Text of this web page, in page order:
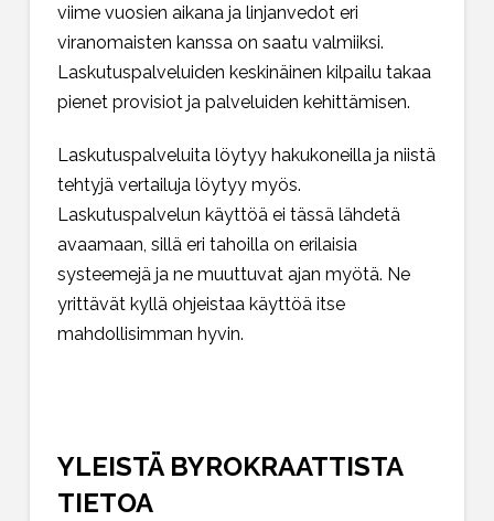
viime vuosien aikana ja linjanvedot eri
viranomaisten kanssa on saatu valmiiksi.
Laskutuspalveluiden keskinäinen kilpailu takaa
pienet provisiot ja palveluiden kehittämisen.
Laskutuspalveluita löytyy hakukoneilla ja niistä
tehtyjä vertailuja löytyy myös.
Laskutuspalvelun käyttöä ei tässä lähdetä
avaamaan, sillä eri tahoilla on erilaisia
systeemejä ja ne muuttuvat ajan myötä. Ne
yrittävät kyllä ohjeistaa käyttöä itse
mahdollisimman hyvin.
YLEISTÄ BYROKRAATTISTA
TIETOA